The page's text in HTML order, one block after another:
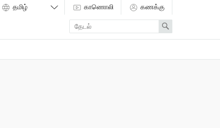
காணொலி கணக்கு
Enter
search
term
Search